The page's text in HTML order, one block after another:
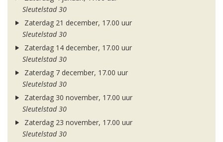
Sleutelstad 30
Zaterdag 21 december, 17.00 uur
Sleutelstad 30
Zaterdag 14 december, 17.00 uur
Sleutelstad 30
Zaterdag 7 december, 17.00 uur
Sleutelstad 30
Zaterdag 30 november, 17.00 uur
Sleutelstad 30
Zaterdag 23 november, 17.00 uur
Sleutelstad 30